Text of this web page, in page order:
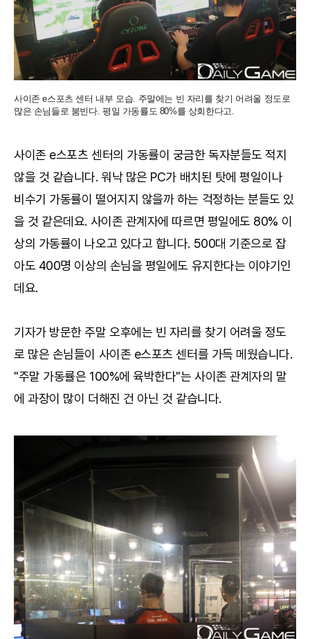
사이존 e스포츠 센터 내부 모습. 주말에는 빈 자리를 찾기 어려울 정도로
많은 손님들로 붐빈다. 평일 가동률도 80%를 상회한다고.
사이존 e스포츠 센터의 가동률이 궁금한 독자분들도 적지
않을 것 같습니다. 워낙 많은 PC가 배치된 탓에 평일이나
비수기 가동률이 떨어지지 않을까 하는 걱정하는 분들도 있
을 것 같은데요. 사이존 관계자에 따르면 평일에도 80% 이
상의 가동률이 나오고 있다고 합니다. 500대 기준으로 잡
아도 400명 이상의 손님을 평일에도 유지한다는 이야기인
데요.
기자가 방문한 주말 오후에는 빈 자리를 찾기 어려울 정도
로 많은 손님들이 사이존 e스포츠 센터를 가득 메웠습니다.
"주말 가동률은 100%에 육박한다"는 사이존 관계자의 말
에 과장이 많이 더해진 건 아닌 것 같습니다.